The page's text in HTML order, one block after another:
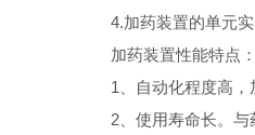
4.加药装置的单元实
加药装置性能特点：
1、自动化程度高，加
2、使用寿命长。与药